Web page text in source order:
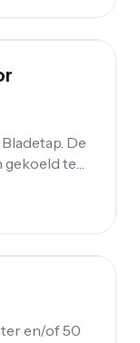
De
gekoeld te
en/of 50